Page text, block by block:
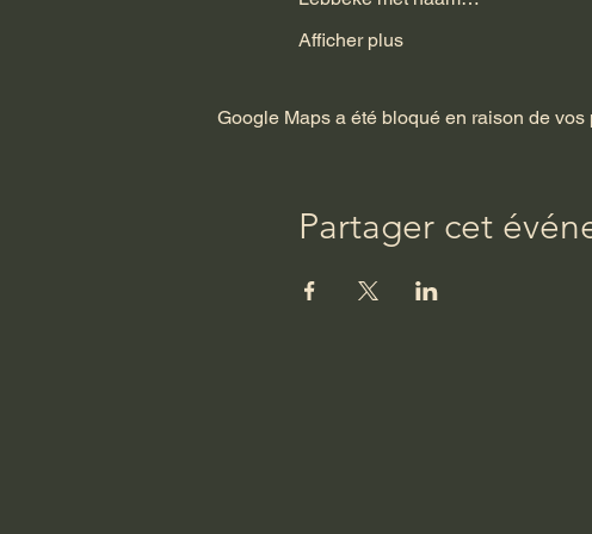
Afficher plus
Google Maps a été bloqué en raison de
Partager cet